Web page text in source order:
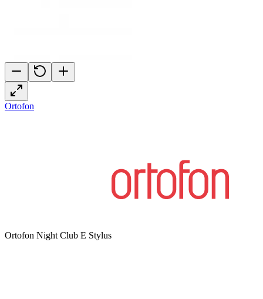
Ortofon
Ortofon Night Club E Stylus